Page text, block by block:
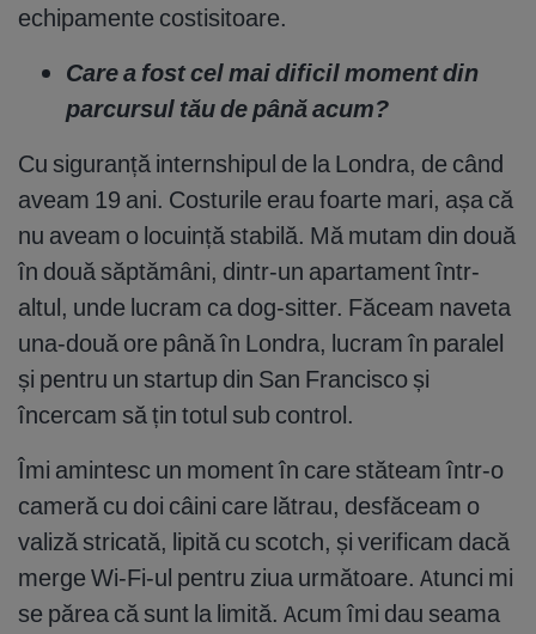
echipamente costisitoare.
Care a fost cel mai dificil moment din
parcursul tău de până acum?
Cu siguranță internshipul de la Londra, de când
aveam 19 ani. Costurile erau foarte mari, așa că
nu aveam o locuință stabilă. Mă mutam din două
în două săptămâni, dintr-un apartament într-
altul, unde lucram ca dog-sitter. Făceam naveta
una-două ore până în Londra, lucram în paralel
și pentru un startup din San Francisco și
încercam să țin totul sub control.
Îmi amintesc un moment în care stăteam într-o
cameră cu doi câini care lătrau, desfăceam o
valiză stricată, lipită cu scotch, și verificam dacă
merge Wi-Fi-ul pentru ziua următoare. Atunci mi
se părea că sunt la limită. Acum îmi dau seama